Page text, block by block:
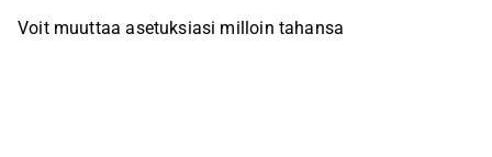
Voit muuttaa asetuksiasi milloin tahansa